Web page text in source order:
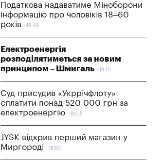
Податкова надаватиме Міноборони
інформацію про чоловіків 18–60
років
19:49
Електроенергія
розподілятиметься за новим
принципом – Шмигаль
19:10
Суд присудив «Укррічфлоту»
сплатити понад 520 000 грн за
електроенергію
19:05
JYSK відкрив перший магазин у
Миргороді
18:53